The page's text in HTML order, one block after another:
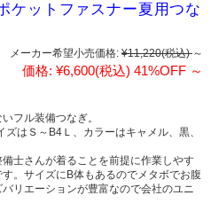
ケットファスナー夏用つな
メーカー希望小売価格: ¥11,220(税込) ～
価格: ¥6,600(税込) 41%OFF ～
フル装備つなぎ。
はＳ～B4Ｌ、カラーはキャメル、黒、
士さんが着ることを前提に作業しやす
。サイズにB体もあるのでメタボでお腹
リエーションが豊富なので会社のユニ